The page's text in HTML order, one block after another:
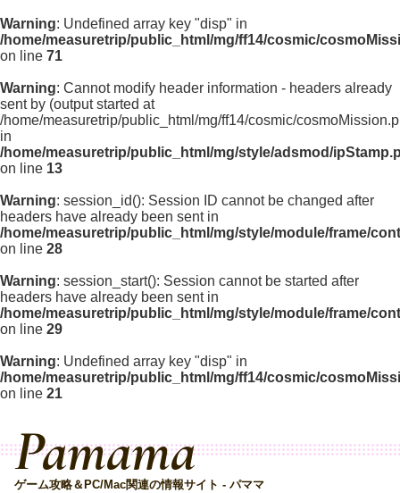
Warning: Undefined array key "disp" in
/home/measuretrip/public_html/mg/ff14/cosmic/
on line 71
Warning: Cannot modify header information - headers already
sent by (output started at
/home/measuretrip/public_html/mg/ff14/cosmic/
in
/home/measuretrip/public_html/mg/style/adsmod/
on line 13
Warning: session_id(): Session ID cannot be changed after
headers have already been sent in
/home/measuretrip/public_html/mg/style/module/frame/
on line 28
Warning: session_start(): Session cannot be started after
headers have already been sent in
/home/measuretrip/public_html/mg/style/module/frame/
on line 29
Warning: Undefined array key "disp" in
/home/measuretrip/public_html/mg/ff14/cosmic/
on line 21
Pamama
ゲーム攻略＆PC/Mac関連の情報サイト - パママ